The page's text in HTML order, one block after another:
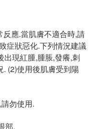
應.當肌膚不適合時,請
症狀惡化.下列情況建議
出現紅腫,腫脹,發癢,刺
. (2)使用後肌膚受到陽
勿使用.
部.